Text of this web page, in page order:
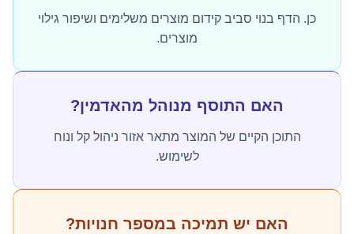
כן. הדף בנוי סביב קידום מוצרים משלימים ושיפור גילוי
מוצרים.
האם התוסף מנוהל מהאדמין?
התוכן הקיים של המוצר מתאר אזור ניהול קל ונוח
לשימוש.
האם יש תמיכה במספר חנויות?